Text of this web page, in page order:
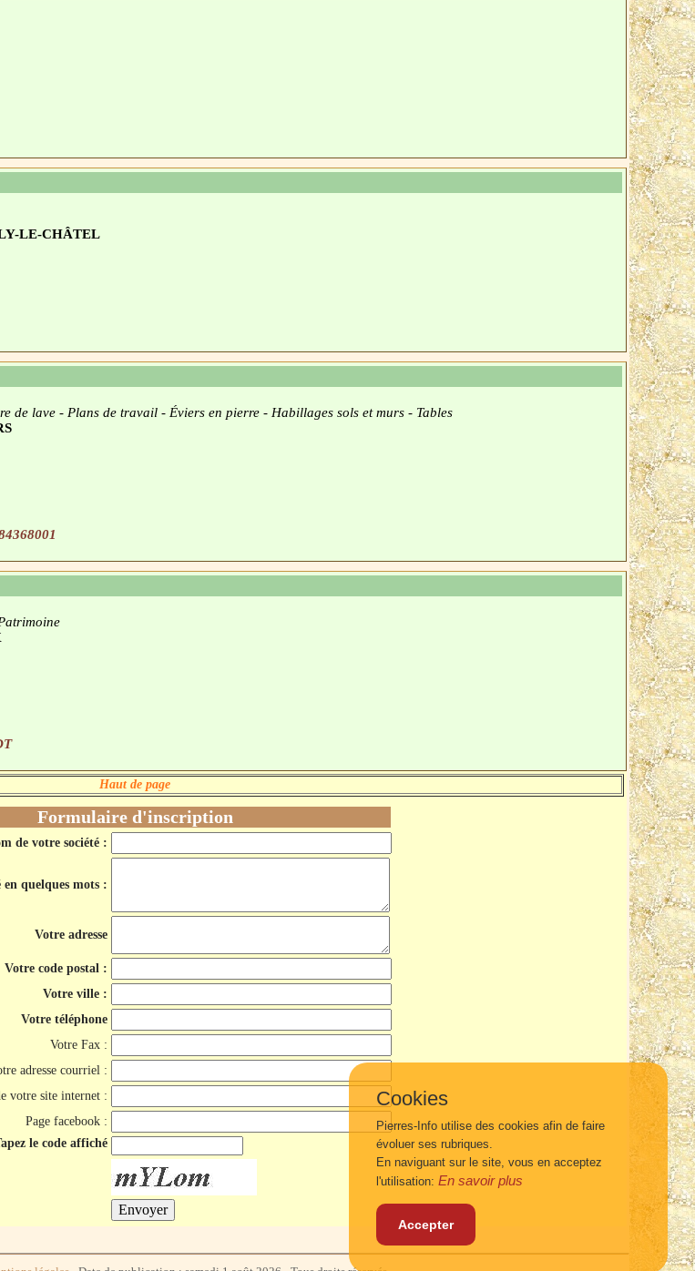
LE-CHÂTEL
de lave - Plans de travail - Éviers en pierre - Habillages sols et murs - Tables
Haut de page
Formulaire d'inscription
de votre société :
quelques mots :
Votre adresse
Votre code postal :
Votre ville :
Votre téléphone
Votre Fax :
adresse courriel :
votre site internet :
Page facebook :
le code affiché
Cookies
Pierres-Info utilise des cookies afin de faire
évoluer ses rubriques.
En naviguant sur le site, vous en acceptez
l'utilisation: En savoir plus
Accepter